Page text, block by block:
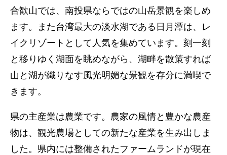
合歓山では、南投県ならではの山岳景観を楽しめ
ます。また台湾最大の淡水湖である日月潭は、レ
イクリゾートとして人気を集めています。刻一刻
と移りゆく湖面を眺めながら、湖畔を散策すれば
山と湖が織りなす風光明媚な景観を存分に満喫で
きます。
県の主産業は農業です。農家の風情と豊かな農産
物は、観光農場としての新たな産業を生み出しま
した。県内には整備されたファームランドが現在